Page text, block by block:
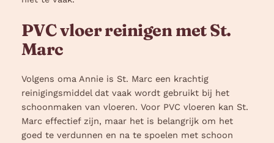
PVC vloer reinigen met St.
Marc
Volgens oma Annie is St. Marc een krachtig
reinigingsmiddel dat vaak wordt gebruikt bij het
schoonmaken van vloeren. Voor PVC vloeren kan St.
Marc effectief zijn, maar het is belangrijk om het
goed te verdunnen en na te spoelen met schoon